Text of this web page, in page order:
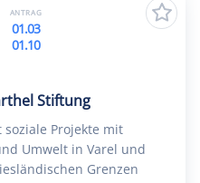
Stiftung
Projekte mit
Umwelt in Varel und
Grenzen
ANTRAG
01.03
01.10